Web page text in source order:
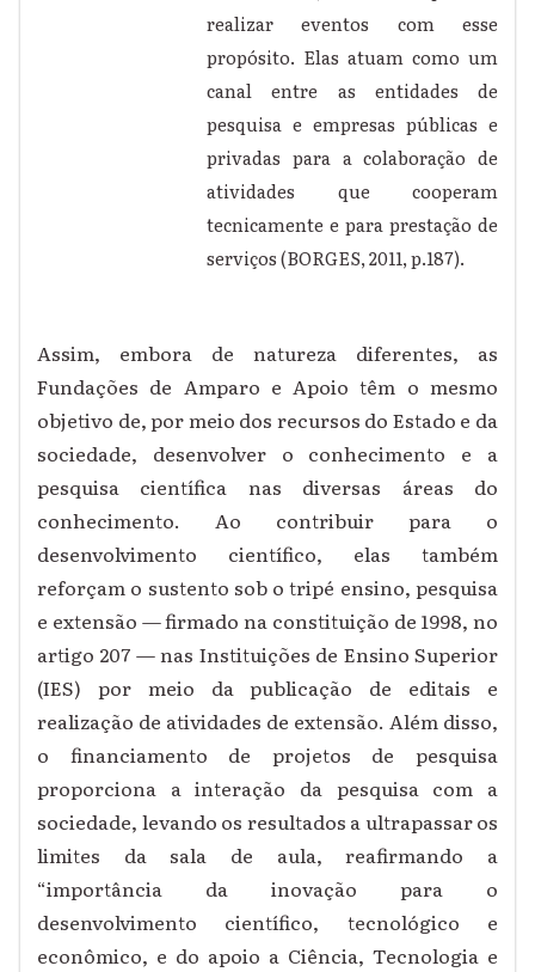
realizar eventos com esse
propósito. Elas atuam como um
canal entre as entidades de
pesquisa e empresas públicas e
privadas para a colaboração de
atividades que cooperam
tecnicamente e para prestação de
serviços (BORGES, 2011, p.187).
Assim, embora de natureza diferentes, as
Fundações de Amparo e Apoio têm o mesmo
objetivo de, por meio dos recursos do Estado e da
sociedade, desenvolver o conhecimento e a
pesquisa científica nas diversas áreas do
conhecimento. Ao contribuir para o
desenvolvimento científico, elas também
reforçam o sustento sob o tripé ensino, pesquisa
e extensão — firmado na constituição de 1998, no
artigo 207 — nas Instituições de Ensino Superior
(IES) por meio da publicação de editais e
realização de atividades de extensão. Além disso,
o financiamento de projetos de pesquisa
proporciona a interação da pesquisa com a
sociedade, levando os resultados a ultrapassar os
limites da sala de aula, reafirmando a
“importância da inovação para o
desenvolvimento científico, tecnológico e
econômico, e do apoio a Ciência, Tecnologia e